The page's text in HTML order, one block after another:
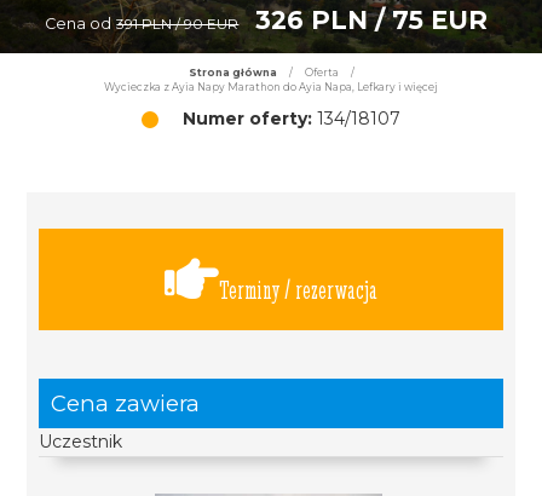
Cena od 391 PLN / 90 EUR 326 PLN / 75 EUR
Strona główna / Oferta
/
Wycieczka z Ayia Napy Marathon do Ayia Napa, Lefkary i więcej
Numer oferty: 134/18107
Terminy / rezerwacja
Cena zawiera
Uczestnik